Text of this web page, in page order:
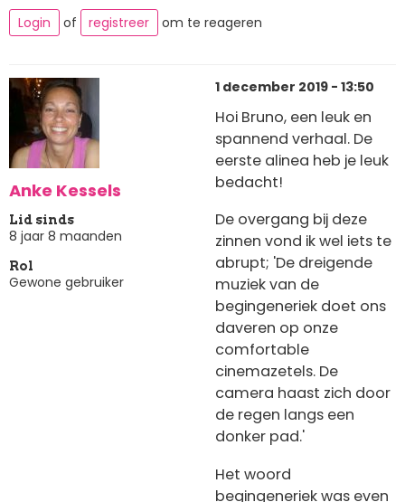
Login of registreer om te reageren
Anke Kessels
Lid sinds
8 jaar 8 maanden
Rol
Gewone gebruiker
1 december 2019 - 13:50
Hoi Bruno, een leuk en
spannend verhaal. De
eerste alinea heb je leuk
bedacht!
De overgang bij deze
zinnen vond ik wel iets te
abrupt; 'De dreigende
muziek van de
begingeneriek doet ons
daveren op onze
comfortable
cinemazetels. De
camera haast zich door
de regen langs een
donker pad.'
Het woord
begingeneriek was even